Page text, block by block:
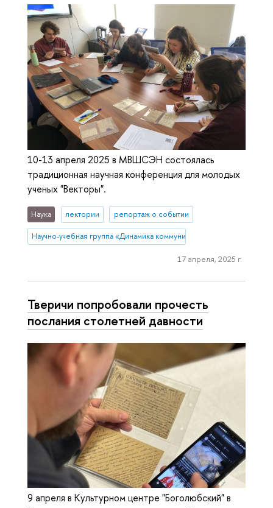
10-13 апреля 2025 в МВШСЭН состоялась
традиционная научная конференция для молодых
ученых "Векторы".
Наука лектории репортаж о событии
Научно-учебная группа «Динамика коммуникативных практик в
17 апреля, 2025 г.
Тверичи попробовали прочесть
послания столетней давности
9 апреля в Культурном центре "Боголюбский" в